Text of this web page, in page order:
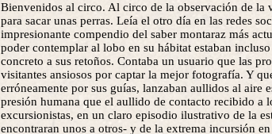
Bienvenidos al circo. Al circo de la observación de la
para sacar unas perras. Leía el otro día en las redes
impresionante compendio del saber montaraz más
poder contemplar al lobo en su hábitat estaban
concreto a sus retoños. Contaba un usuario que las
visitantes ansiosos por captar la mejor fotografía. Y
erróneamente por sus guías, lanzaban aullidos al aire
presión humana que el aullido de contacto recibido
excursionistas, en un claro episodio ilustrativo de la
encontraran unos a otros- y de la extrema incursión